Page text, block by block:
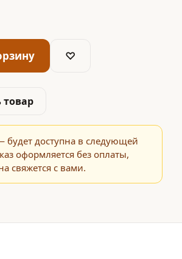
♡
товар
будет доступна в следующей
оформляется без оплаты,
свяжется с вами.